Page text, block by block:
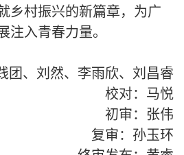
乡村振兴的新篇章，为广
注入青春力量。
团、刘然、李雨欣、刘昌睿
校对： 马悦
初审： 张伟
复审：孙玉环